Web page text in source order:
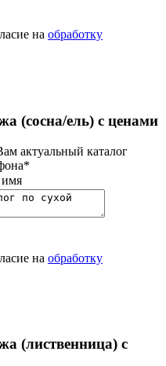
на обработку
(сосна/ель) с ценами
актуальный каталог
на обработку
(лиственница) с